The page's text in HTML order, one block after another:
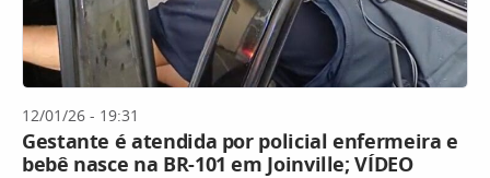
12/01/26 - 19:31
Gestante é atendida por policial enfermeira e
bebê nasce na BR-101 em Joinville; VÍDEO